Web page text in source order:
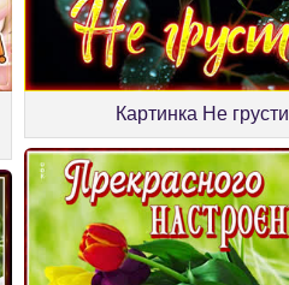
Картинка Не грусти